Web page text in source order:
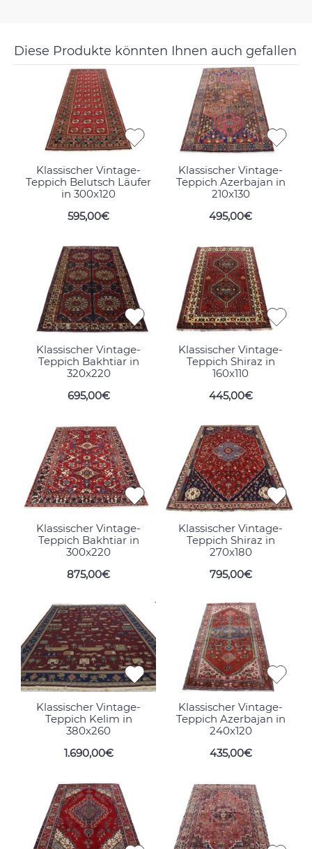
Diese Produkte könnten Ihnen auch gefallen
Klassischer Vintage-
Teppich Belutsch Läufer
in 300x120
595,00€
Klassischer Vintage-
Teppich Azerbajan in
210x130
495,00€
Klassischer Vintage-
Teppich Bakhtiar in
320x220
695,00€
Klassischer Vintage-
Teppich Shiraz in
160x110
445,00€
Klassischer Vintage-
Teppich Bakhtiar in
300x220
875,00€
Klassischer Vintage-
Teppich Shiraz in
270x180
795,00€
Klassischer Vintage-
Teppich Kelim in
380x260
1.690,00€
Klassischer Vintage-
Teppich Azerbajan in
240x120
435,00€